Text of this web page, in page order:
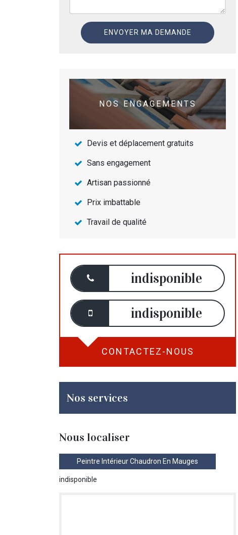
NOS ENGAGEMENTS
Devis et déplacement gratuits
Sans engagement
Artisan passionné
Prix imbattable
Travail de qualité
indisponible
indisponible
CONTACTEZ-NOUS
Nos services
Nous localiser
Peintre Intérieur Chaudron En Mauges
indisponible